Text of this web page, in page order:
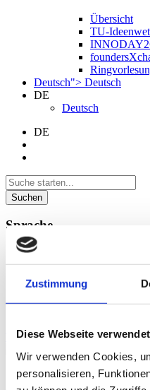
Zustimmung
Diese Webseite
Wir verwenden Cookies,
personalisieren,
Übersicht
TU-
Deutsch"> Deutsch
DE
Deutsch
DE
Suchen
Sprache
Deutsch
foundersXchange
Termin merken
Sobald der Link für die
informieren wir hier darüber.